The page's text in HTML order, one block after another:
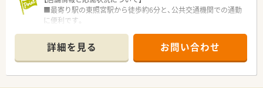
■最寄り駅の東照宮駅から徒歩約6分と、公共交通機関での通勤
に便利です。
す。
■薬剤師は常勤2名、事務スタッフ2名が在籍する予定の人員体
制です。
詳細を見る お問い合わせ